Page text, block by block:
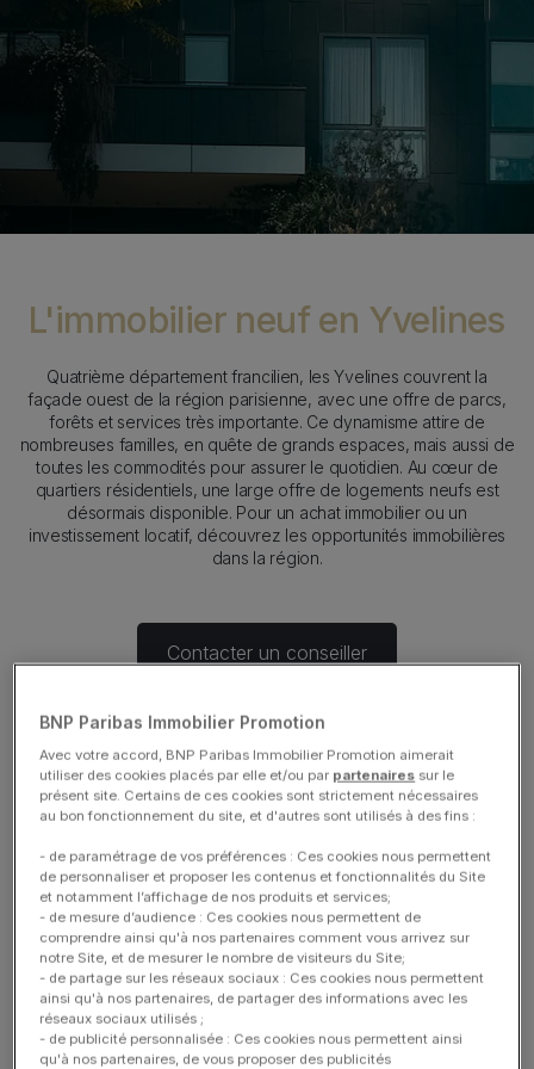
L'immobilier neuf en Yvelines
Quatrième département francilien, les Yvelines couvrent la
façade ouest de la région parisienne, avec une offre de parcs,
forêts et services très importante. Ce dynamisme attire de
nombreuses familles, en quête de grands espaces, mais aussi de
toutes les commodités pour assurer le quotidien. Au cœur de
quartiers résidentiels, une large offre de logements neufs est
désormais disponible. Pour un achat immobilier ou un
investissement locatif, découvrez les opportunités immobilières
dans la région.
Contacter un conseiller
Découvrir les programmes
immobiliers neufs dans les
Yvelines
Description
Profiter d’un cadre de vie agréable
Situé à l’ouest de Paris, le département des Yvelines compte 262
communes réparties sur 4 arrondissements et 2 284 km² sur le
BNP Paribas Immobilier Promotion
Avec votre accord, BNP Paribas Immobilier Promotion aimerait
utiliser des cookies placés par elle et/ou par partenaires sur le
présent site. Certains de ces cookies sont strictement nécessaires
au bon fonctionnement du site, et d'autres sont utilisés à des fins :
- de paramétrage de vos préférences : Ces cookies nous permettent
de personnaliser et proposer les contenus et fonctionnalités du Site
et notamment l’affichage de nos produits et services;
- de mesure d’audience : Ces cookies nous permettent de
comprendre ainsi qu'à nos partenaires comment vous arrivez sur
notre Site, et de mesurer le nombre de visiteurs du Site;
- de partage sur les réseaux sociaux : Ces cookies nous permettent
ainsi qu'à nos partenaires, de partager des informations avec les
réseaux sociaux utilisés ;
- de publicité personnalisée : Ces cookies nous permettent ainsi
qu'à nos partenaires, de vous proposer des publicités